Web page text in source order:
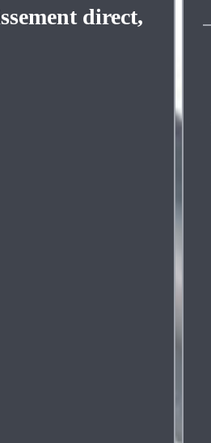
direct,